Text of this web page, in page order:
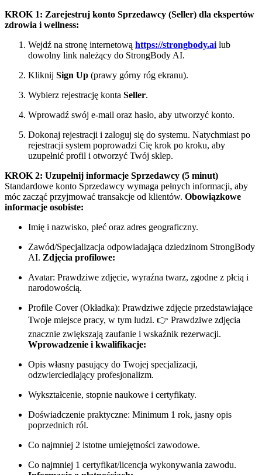
KROK 1: Zarejestruj konto Sprzedawcy (Seller) dla ekspertów
zdrowia i wellness:
Wejdź na stronę internetową https://strongbody.ai lub
dowolny link należący do StrongBody AI.
Kliknij Sign Up (prawy górny róg ekranu).
Wybierz rejestrację konta Seller.
Wprowadź swój e-mail oraz hasło, aby utworzyć konto.
Dokonaj rejestracji i zaloguj się do systemu. Natychmiast po
rejestracji system poprowadzi Cię krok po kroku, aby
uzupełnić profil i otworzyć Twój sklep.
KROK 2: Uzupełnij informacje Sprzedawcy (5 minut)
Standardowe konto Sprzedawcy wymaga pełnych informacji, aby
móc zacząć przyjmować transakcje od klientów. Obowiązkowe
informacje osobiste:
Imię i nazwisko, płeć oraz adres geograficzny.
Zawód/Specjalizacja odpowiadająca dziedzinom StrongBody
AI. Zdjęcia profilowe:
Avatar: Prawdziwe zdjęcie, wyraźna twarz, zgodne z płcią i
narodowością.
Profile Cover (Okładka): Prawdziwe zdjęcie przedstawiające
Twoje miejsce pracy, w tym ludzi. 👉 Prawdziwe zdjęcia
znacznie zwiększają zaufanie i wskaźnik rezerwacji.
Wprowadzenie i kwalifikacje:
Opis własny pasujący do Twojej specjalizacji,
odzwierciedlający profesjonalizm.
Wykształcenie, stopnie naukowe i certyfikaty.
Doświadczenie praktyczne: Minimum 1 rok, jasny opis
poprzednich ról.
Co najmniej 2 istotne umiejętności zawodowe.
Co najmniej 1 certyfikat/licencja wykonywania zawodu.